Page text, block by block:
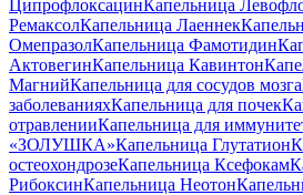
ЦипрофлоксацинКапельница
РемаксолКапельница Лаеннек
ОмепразолКапельница Фамотидин
АктовегинКапельница Кавинтон
МагнийКапельница для сосудов мозга
заболеванияхКапельница для почек
отравленииКапельница для
«ЗОЛУШКА»Капельница Глутатион
остеохондрозеКапельница Ксефокам
РибоксинКапельница Неотон